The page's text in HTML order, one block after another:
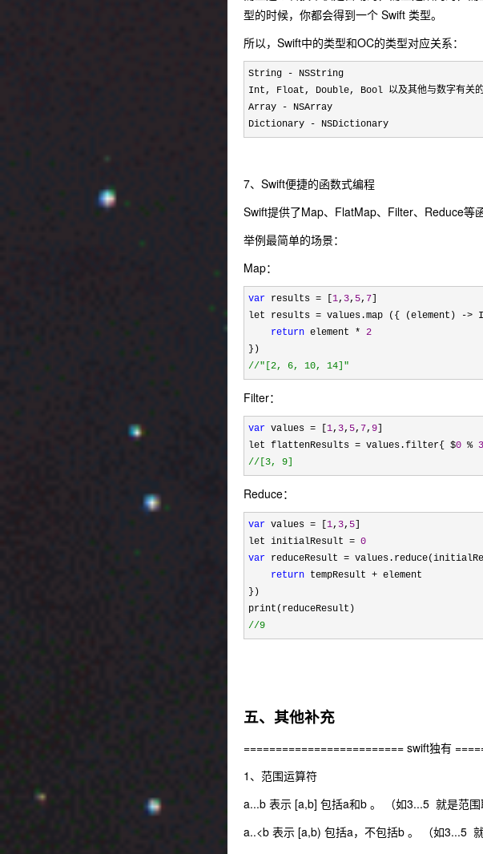
型的时候，你都会得到一个 Swift 类型。
所以，Swift中的类型和OC的类型对应关系：
String - NSString
Int, Float, Double, Bool 以及其他与数字有关
Array
- NSArray
Dictionary
- NSDictionary
7、Swift便捷的函数式编程
Swift提供了Map、FlatMap、Filter、Reduce等
举例最简单的场景：
Map：
var results = [ 1, 3, 5, 7
let results = values.map ({ (element) ->
return element * 2
//"[2, 6, 10, 14]"
Filter：
var values = [ 1, 3, 5, 7, 9
let flattenResults = values.filter{ $0 % 3
// [3, 9]
Reduce：
var values = [ 1, 3, 5
let initialResult = 0
var reduceResult =
return tempResult + element
})
//9
五、其他补充
========================= swift独有
1、范围运算符
a...b 表示 [a,b] 包括a和b 。 （如3...5 就是范围
a..<b 表示 [a,b) 包括a，不包括b 。 （如3...5 就